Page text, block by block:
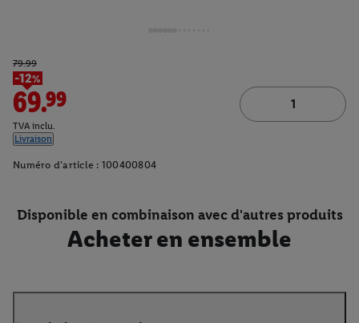
79.99
-12%
69.99
TVA inclu.
Livraison
Numéro d'article : 100400804
Disponible en combinaison avec d'autres produits
Acheter en ensemble